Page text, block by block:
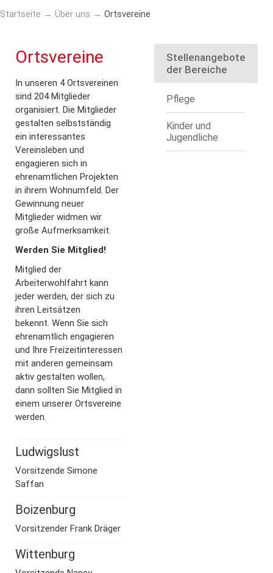
Startseite → Über uns → Ortsvereine
Ortsvereine
In unseren 4 Ortsvereinen
sind 204 Mitglieder
organisiert. Die Mitglieder
gestalten selbstständig
ein interessantes
Vereinsleben und
engagieren sich in
ehrenamtlichen Projekten
in ihrem Wohnumfeld. Der
Gewinnung neuer
Mitglieder widmen wir
große Aufmerksamkeit.
Werden Sie Mitglied!
Mitglied der
Arbeiterwohlfahrt kann
jeder werden, der sich zu
ihren Leitsätzen
bekennt. Wenn Sie sich
ehrenamtlich engagieren
und Ihre Freizeitinteressen
mit anderen gemeinsam
aktiv gestalten wollen,
dann sollten Sie Mitglied in
einem unserer Ortsvereine
werden.
Ludwigslust
Vorsitzende Simone
Saffan
Boizenburg
Vorsitzender Frank Dräger
Wittenburg
Stellenangebote
der Bereiche
Pflege
Kinder und
Jugendliche